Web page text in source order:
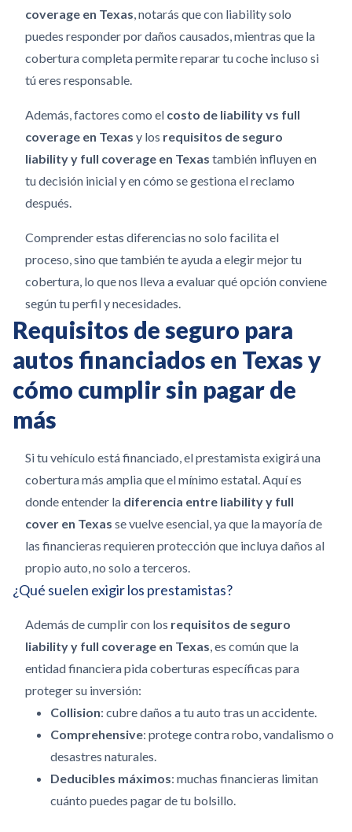
coverage en Texas, notarás que con liability solo
puedes responder por daños causados, mientras que la
cobertura completa permite reparar tu coche incluso si
tú eres responsable.
Además, factores como el costo de liability vs full
coverage en Texas y los requisitos de seguro
liability y full coverage en Texas también influyen en
tu decisión inicial y en cómo se gestiona el reclamo
después.
Comprender estas diferencias no solo facilita el
proceso, sino que también te ayuda a elegir mejor tu
cobertura, lo que nos lleva a evaluar qué opción conviene
según tu perfil y necesidades.
Requisitos de seguro para
autos financiados en Texas y
cómo cumplir sin pagar de
más
Si tu vehículo está financiado, el prestamista exigirá una
cobertura más amplia que el mínimo estatal. Aquí es
donde entender la diferencia entre liability y full
cover en Texas se vuelve esencial, ya que la mayoría de
las financieras requieren protección que incluya daños al
propio auto, no solo a terceros.
¿Qué suelen exigir los prestamistas?
Además de cumplir con los requisitos de seguro
liability y full coverage en Texas, es común que la
entidad financiera pida coberturas específicas para
proteger su inversión:
Collision: cubre daños a tu auto tras un accidente.
Comprehensive: protege contra robo, vandalismo o
desastres naturales.
Deducibles máximos: muchas financieras limitan
cuánto puedes pagar de tu bolsillo.